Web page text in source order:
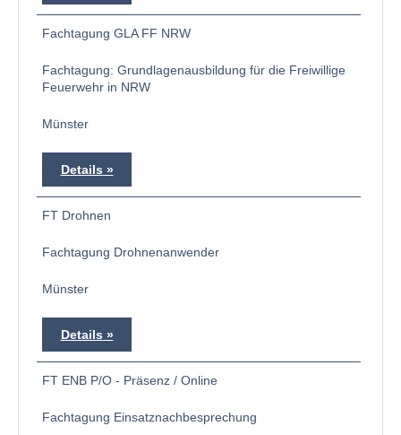
Fachtagung GLA FF NRW
Fachtagung: Grundlagenausbildung für die Freiwillige
Feuerwehr in NRW
Münster
Details
FT Drohnen
Fachtagung Drohnenanwender
Münster
Details
FT ENB P/O - Präsenz / Online
Fachtagung Einsatznachbesprechung